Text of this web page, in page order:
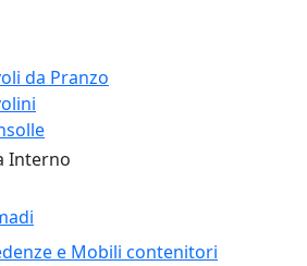
da Pranzo
Interno
e Mobili contenitori